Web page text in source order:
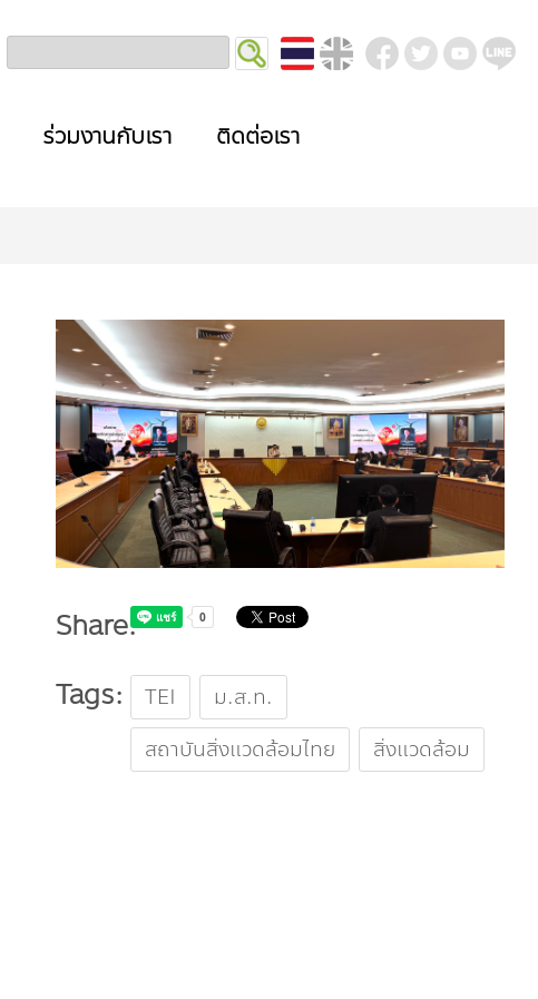
ร่วมงานกับเรา ติดต่อเรา
Share:
Tags:
TEI
ม.ส.ท.
สถาบันสิ่งแวดล้อมไทย
สิ่งแวดล้อม